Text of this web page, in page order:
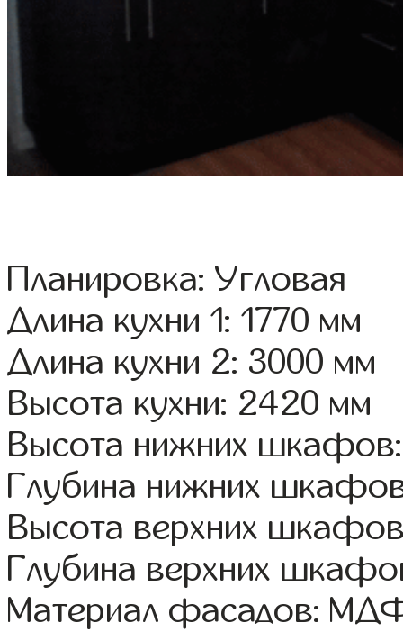
Планировка: Угловая
Длина кухни 1: 1770 мм
Длина кухни 2: 3000 мм
Высота кухни: 2420 мм
Высота нижних
Глубина нижних
Высота верхних
Глубина верхних
Материал фасадов: